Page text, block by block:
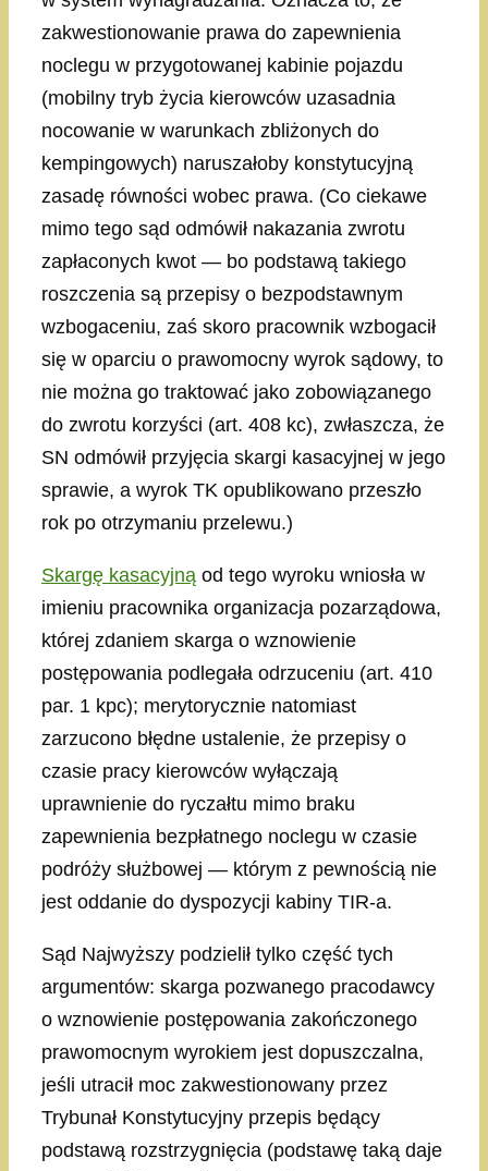
zakwestionowanie prawa do zapewnienia
noclegu w przygotowanej kabinie pojazdu
(mobilny tryb życia kierowców uzasadnia
nocowanie w warunkach zbliżonych do
kempingowych) naruszałoby konstytucyjną
zasadę równości wobec prawa. (Co ciekawe
mimo tego sąd odmówił nakazania zwrotu
zapłaconych kwot — bo podstawą takiego
roszczenia są przepisy o bezpodstawnym
wzbogaceniu, zaś skoro pracownik wzbogacił
się w oparciu o prawomocny wyrok sądowy, to
nie można go traktować jako zobowiązanego
do zwrotu korzyści (art. 408 kc), zwłaszcza, że
SN odmówił przyjęcia skargi kasacyjnej w jego
sprawie, a wyrok TK opublikowano przeszło
rok po otrzymaniu przelewu.)
Skargę kasacyjną od tego wyroku wniosła w
imieniu pracownika organizacja pozarządowa,
której zdaniem skarga o wznowienie
postępowania podlegała odrzuceniu (art. 410
par. 1 kpc); merytorycznie natomiast
zarzucono błędne ustalenie, że przepisy o
czasie pracy kierowców wyłączają
uprawnienie do ryczałtu mimo braku
zapewnienia bezpłatnego noclegu w czasie
podróży służbowej — którym z pewnością nie
jest oddanie do dyspozycji kabiny TIR-a.
Sąd Najwyższy podzielił tylko część tych
argumentów: skarga pozwanego pracodawcy
o wznowienie postępowania zakończonego
prawomocnym wyrokiem jest dopuszczalna,
jeśli utracił moc zakwestionowany przez
Trybunał Konstytucyjny przepis będący
podstawą rozstrzygnięcia (podstawę taką daje